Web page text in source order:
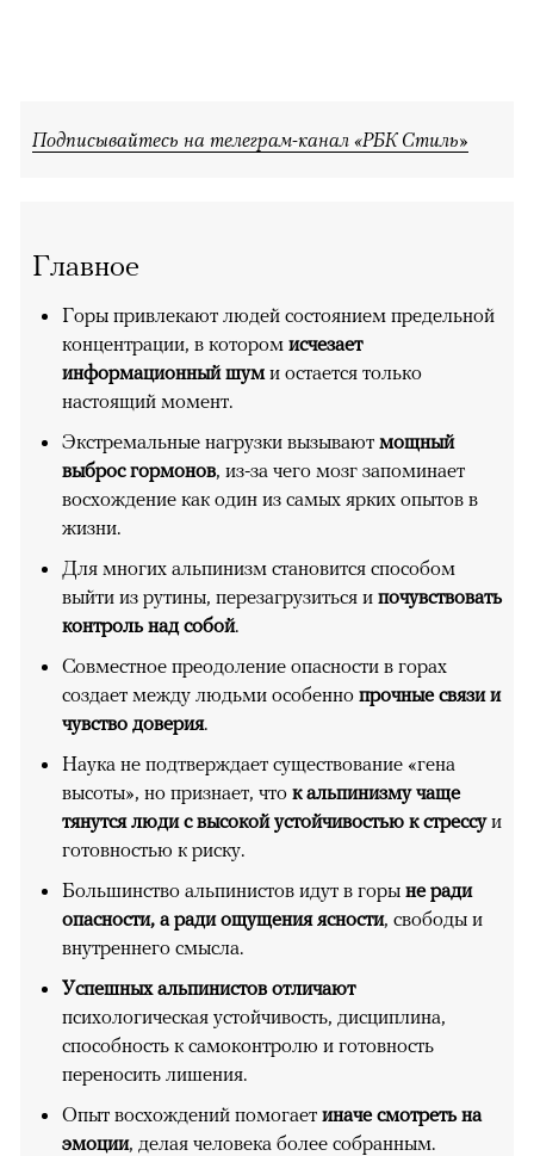
Подписывайтесь на телеграм-канал «РБК Стиль»
Главное
Горы привлекают людей состоянием предельной
концентрации, в котором исчезает
информационный шум и остается только
настоящий момент.
Экстремальные нагрузки вызывают мощный
выброс гормонов, из-за чего мозг запоминает
восхождение как один из самых ярких опытов в
жизни.
Для многих альпинизм становится способом
выйти из рутины, перезагрузиться и почувствовать
контроль над собой.
Совместное преодоление опасности в горах
создает между людьми особенно прочные связи и
чувство доверия.
Наука не подтверждает существование «гена
высоты», но признает, что к альпинизму чаще
тянутся люди с высокой устойчивостью к стрессуи
готовностью к риску.
Большинство альпинистов идут в горы не ради
опасности, а ради ощущения ясности, свободы и
внутреннего смысла.
Успешных альпинистов отличают
психологическая устойчивость, дисциплина,
способность к самоконтролю и готовность
переносить лишения.
Опыт восхождений помогает иначе смотреть на
эмоции, делая человека более собранным.